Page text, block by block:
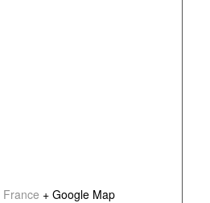
France + Google Map